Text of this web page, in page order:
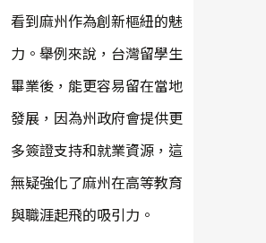
看到麻州作為創新樞紐的魅
力。舉例來說，台灣留學生
畢業後，能更容易留在當地
發展，因為州政府會提供更
多簽證支持和就業資源，這
無疑強化了麻州在高等教育
與職涯起飛的吸引力。